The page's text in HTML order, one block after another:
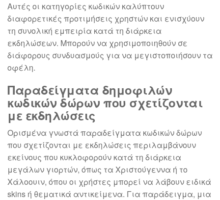
Αυτές οι κατηγορίες κωδικών καλύπτουν
διαφορετικές προτιμήσεις χρηστών και ενισχύουν
τη συνολική εμπειρία κατά τη διάρκεια
εκδηλώσεων. Μπορούν να χρησιμοποιηθούν σε
διάφορους συνδυασμούς για να μεγιστοποιήσουν τα
οφέλη.
Παραδείγματα δημοφιλών
κωδικών δώρων που σχετίζονται
με εκδηλώσεις
Ορισμένα γνωστά παραδείγματα κωδικών δώρων
που σχετίζονται με εκδηλώσεις περιλαμβάνουν
εκείνους που κυκλοφορούν κατά τη διάρκεια
μεγάλων γιορτών, όπως τα Χριστούγεννα ή το
Χάλοουιν, όπου οι χρήστες μπορεί να λάβουν ειδικά
skins ή θεματικά αντικείμενα. Για παράδειγμα, μια